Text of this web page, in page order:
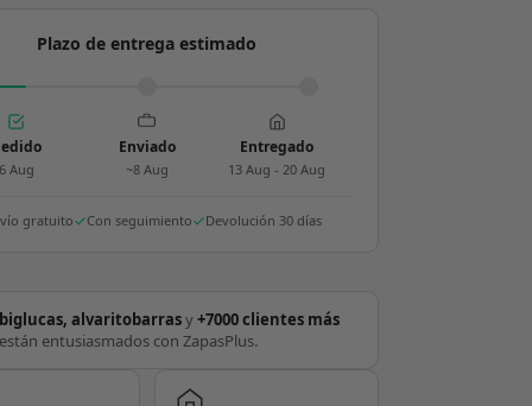
Plazo de entrega estimado
Aug
Enviado
~8 Aug
Entregado
13 Aug - 20 Aug
gratuito Con seguimiento Devolución 30 días
biglucas, alvaritobarrasy+7000 clientes más
están entusiasmados con ZapasPlus.